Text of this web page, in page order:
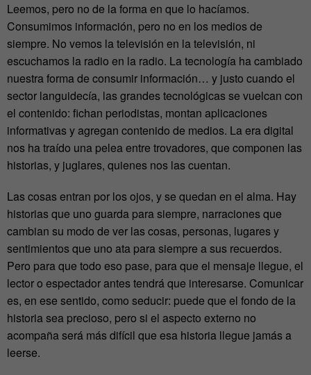
Leemos, pero no de la forma en que lo hacíamos.
Consumimos información, pero no en los medios de
siempre. No vemos la televisión en la televisión, ni
escuchamos la radio en la radio. La tecnología ha cambiado
nuestra forma de consumir información… y justo cuando el
sector languidecía, las grandes tecnológicas se vuelcan con
el contenido: fichan periodistas, montan aplicaciones
informativas y agregan contenido de medios. La era digital
nos ha traído una pelea entre trovadores, que componen las
historias, y juglares, quienes nos las cuentan.
Las cosas entran por los ojos, y se quedan en el alma. Hay
historias que uno guarda para siempre, narraciones que
cambian su modo de ver las cosas, personas, lugares y
sentimientos que uno ata para siempre a sus recuerdos.
Pero para que todo eso pase, para que el mensaje llegue, el
lector o espectador antes tendrá que interesarse. Comunicar
es, en ese sentido, como seducir: puede que el fondo de la
historia sea precioso, pero si el aspecto externo no
acompaña será más difícil que esa historia llegue jamás a
leerse.